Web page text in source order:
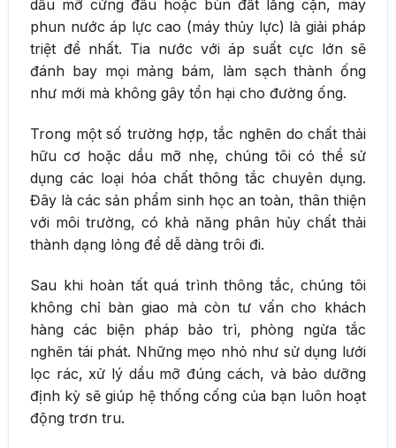
dầu mỡ cứng đầu hoặc bùn đất lắng cặn, máy
phun nước áp lực cao (máy thủy lực) là giải pháp
triệt để nhất. Tia nước với áp suất cực lớn sẽ
đánh bay mọi mảng bám, làm sạch thành ống
như mới mà không gây tổn hại cho đường ống.
Trong một số trường hợp, tắc nghẽn do chất thải
hữu cơ hoặc dầu mỡ nhẹ, chúng tôi có thể sử
dụng các loại hóa chất thông tắc chuyên dụng.
Đây là các sản phẩm sinh học an toàn, thân thiện
với môi trường, có khả năng phân hủy chất thải
thành dạng lỏng để dễ dàng trôi đi.
Sau khi hoàn tất quá trình thông tắc, chúng tôi
không chỉ bàn giao mà còn tư vấn cho khách
hàng các biện pháp bảo trì, phòng ngừa tắc
nghẽn tái phát. Những mẹo nhỏ như sử dụng lưới
lọc rác, xử lý dầu mỡ đúng cách, và bảo dưỡng
định kỳ sẽ giúp hệ thống cống của bạn luôn hoạt
động trơn tru.